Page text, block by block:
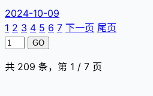
2024-10-09
1 2 3 4 5 6 7 下一页 尾页
GO
共 209 条，第 1 / 7 页